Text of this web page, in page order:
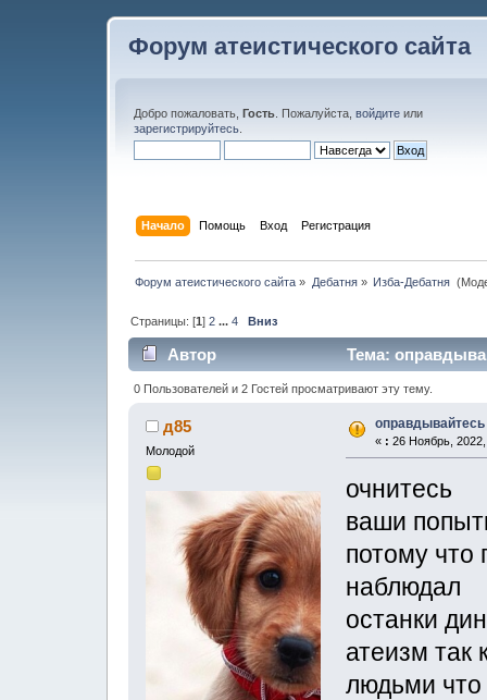
Форум атеистического сайта
Добро пожаловать, Гость . Пожалуйста, войдите или
зарегистрируйтесь
Начало Помощь Вход Регистрация
Форум атеистического сайта » Дебатня» Изба-Дебатня
Страницы: [1]2 ...4 Вниз
Автор Тема:
0 Пользователей и 2 Гостей просматривают эту тему.
д85
Молодой
« : 26 Ноябрь,
очнитесь
ваши
потому что
наблюдал
останки
атеизм так
людьми